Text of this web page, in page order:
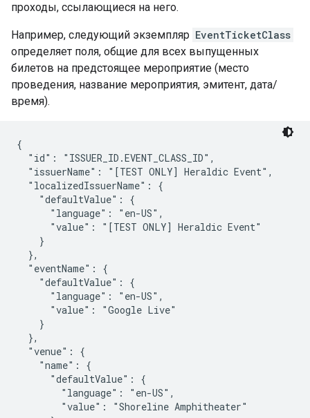
проходы, ссылающиеся на него.
Например, следующий экземпляр EventTicketClass
определяет поля, общие для всех выпущенных
билетов на предстоящее мероприятие (место
проведения, название мероприятия, эмитент, дата/
время).
{
  "id": "ISSUER_ID.EVENT_CLASS_ID",
  "issuerName": "[TEST ONLY] Heraldic Event",
  "localizedIssuerName": {
    "defaultValue": {
      "language": "en-US",
      "value": "[TEST ONLY] Heraldic Event"
    }
  },
  "eventName": {
    "defaultValue": {
      "language": "en-US",
      "value": "Google Live"
    }
  },
  "venue": {
    "name": {
      "defaultValue": {
        "language": "en-US",
        "value": "Shoreline Amphitheater"